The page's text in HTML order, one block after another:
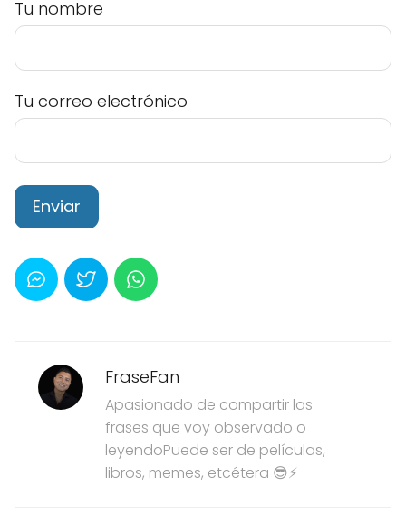
Tu nombre
Tu correo electrónico
FraseFan
Apasionado de compartir las
frases que voy observado o
leyendoPuede ser de películas,
libros, memes, etcétera 😎⚡